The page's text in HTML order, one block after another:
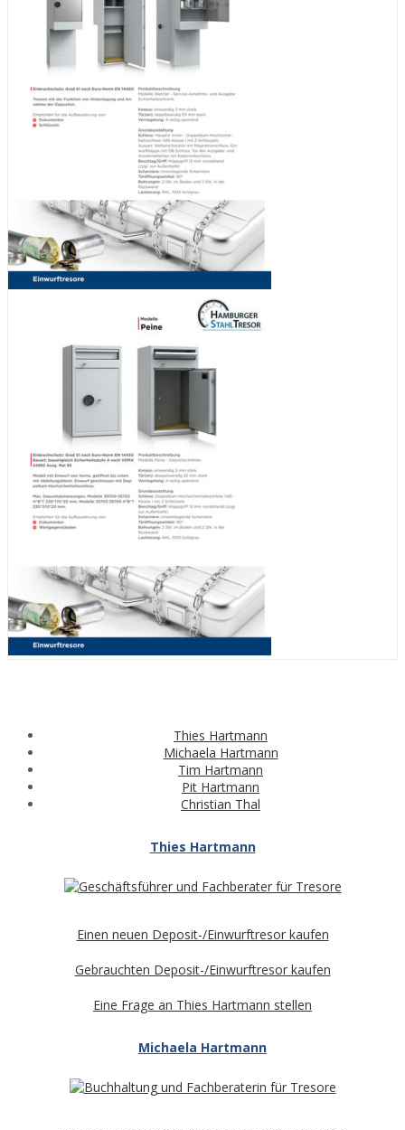
Thies Hartmann
Michaela Hartmann
Tim Hartmann
Pit Hartmann
Christian Thal
Thies Hartmann
Einen neuen Deposit-/Einwurftresor kaufen
Gebrauchten Deposit-/Einwurftresor kaufen
Eine Frage an Thies Hartmann stellen
Michaela Hartmann